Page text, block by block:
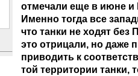
отмечали еще в июне
Именно тогда все
что танки не ходят
это отрицали, но даже
приводить к
той территории танки,